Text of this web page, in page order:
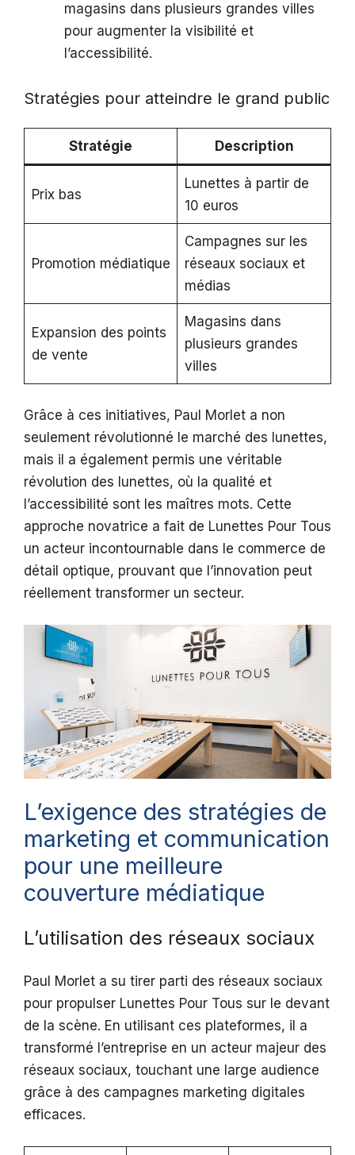
magasins dans plusieurs grandes villes
pour augmenter la visibilité et
l’accessibilité.
Stratégies pour atteindre le grand public
Stratégie Description
Prix bas
Lunettes à partir de
10 euros
Promotion médiatique
Campagnes sur les
réseaux sociaux et
médias
Expansion des points
de vente
Magasins dans
plusieurs grandes
villes
Grâce à ces initiatives, Paul Morlet a non
seulement révolutionné le marché des lunettes,
mais il a également permis une véritable
révolution des lunettes, où la qualité et
l’accessibilité sont les maîtres mots. Cette
approche novatrice a fait de Lunettes Pour Tous
un acteur incontournable dans le commerce de
détail optique, prouvant que l’innovation peut
réellement transformer un secteur.
L’exigence des stratégies de
marketing et communication
pour une meilleure
couverture médiatique
L’utilisation des réseaux sociaux
Paul Morlet a su tirer parti des réseaux sociaux
pour propulser Lunettes Pour Tous sur le devant
de la scène. En utilisant ces plateformes, il a
transformé l’entreprise en un acteur majeur des
réseaux sociaux, touchant une large audience
grâce à des campagnes marketing digitales
efficaces.